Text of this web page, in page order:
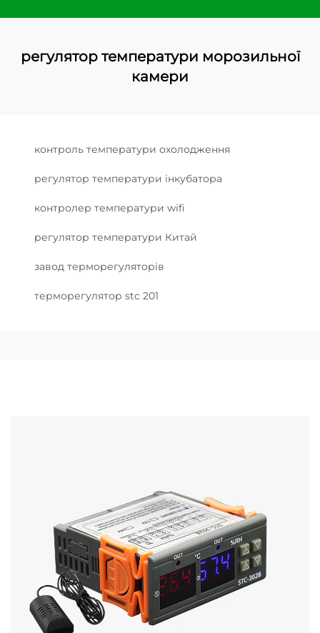
регулятор температури морозильної
камери
контроль температури охолодження
регулятор температури інкубатора
контролер температури wifi
регулятор температури Китай
завод терморегуляторів
терморегулятор stc 201